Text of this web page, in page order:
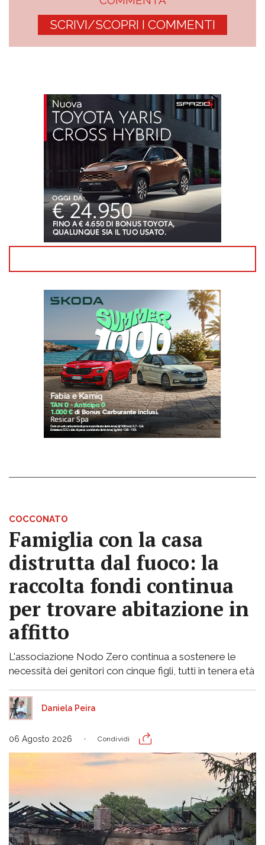
SCRIVI/SCOPRI I COMMENTI
COCCONATO
Famiglia con la casa
distrutta dal fuoco: la
raccolta fondi continua
per trovare abitazione in
affitto
L'associazione Nodo Zero continua a sostenere le
necessità dei genitori con cinque figli, tutti in tenera età
Daniela Peira
06 Agosto 2026 Condividi